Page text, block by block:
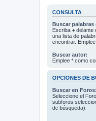
CONSULTA
Buscar palabras
Escriba + delante
una lista de
encontrar. Emplee
Buscar autor:
Emplee * como
OPCIONES DE
Buscar en Foros:
Seleccione el
subforos
de búsqueda).